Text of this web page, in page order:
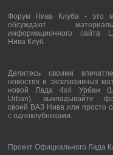
Форум Нива Клуба - это
обсуждают
информационного сайта
Нива Клуб.
Делитесь своими
новостях и эксклюзивных
новой Лада 4х4 Урбан
Urban), выкладывайте
своей ВАЗ Нива или просто
с одноклубниками.
Проект Официального Лада